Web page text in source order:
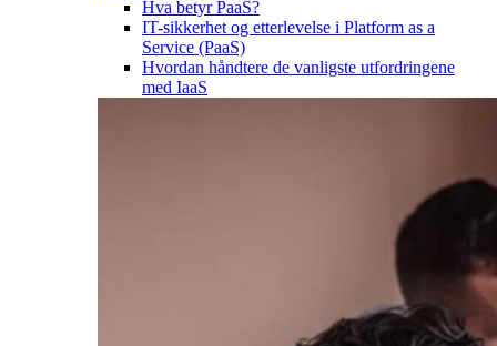
Hva betyr PaaS?
IT-sikkerhet og etterlevelse i Platform as a
Service (PaaS)
Hvordan håndtere de vanligste utfordringene
med IaaS